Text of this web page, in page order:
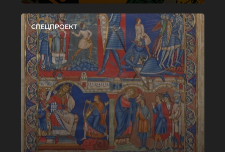
СПЕЦПРОЕКТ